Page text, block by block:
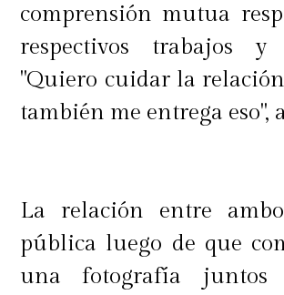
comprensión mutua
respectivos trabajos y
"Quiero cuidar la
también me entrega eso",
La relación entre
pública luego de que
una fotografía juntos